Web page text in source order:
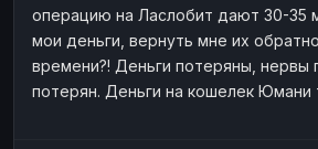
операцию на Ласлобит дают 30-35
мои деньги, вернуть мне их
времени?! Деньги потеряны, нервы
потерян. Деньги на кошелек Юмани